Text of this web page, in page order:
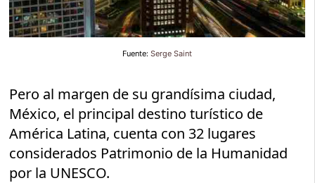
Fuente: Serge Saint
Pero al margen de su grandísima ciudad,
México, el principal destino turístico de
América Latina, cuenta con 32 lugares
considerados Patrimonio de la Humanidad
por la UNESCO.